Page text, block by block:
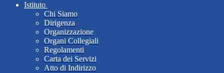
Istituto
Chi Siamo
Dirigenza
Organizzazione
Organi Collegiali
Regolamenti
Carta dei Servizi
Atto di Indirizzo